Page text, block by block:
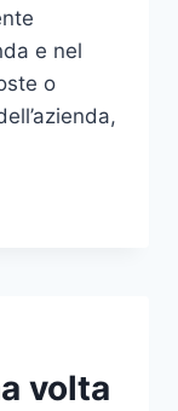
e nel
o
volta